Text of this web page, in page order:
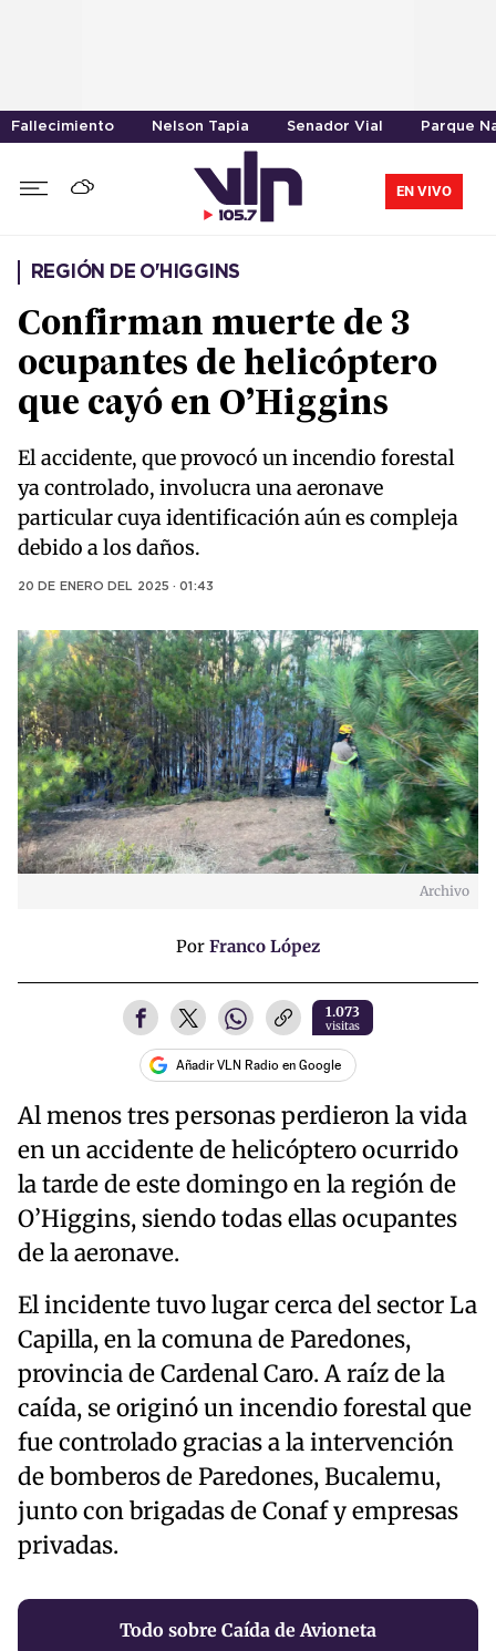
Fallecimiento Nelson Tapia Senador Vial Parque
EN VIVO
REGIÓN DE O'HIGGINS
Confirman muerte de 3
ocupantes de helicóptero
que cayó en O’Higgins
El accidente, que provocó un incendio forestal
ya controlado, involucra una aeronave
particular cuya identificación aún es compleja
debido a los daños.
20 DE ENERO DEL 2025 · 01:43
Archivo
Por Franco López
1.073
visitas
Añadir VLN Radio en Google
Al menos tres personas perdieron la vida
en un accidente de helicóptero ocurrido
la tarde de este domingo en la región de
O’Higgins, siendo todas ellas ocupantes
de la aeronave.
El incidente tuvo lugar cerca del sector La
Capilla, en la comuna de Paredones,
provincia de Cardenal Caro. A raíz de la
caída, se originó un incendio forestal que
fue controlado gracias a la intervención
de bomberos de Paredones, Bucalemu,
junto con brigadas de Conaf y empresas
privadas.
Todo sobre Caída de Avioneta